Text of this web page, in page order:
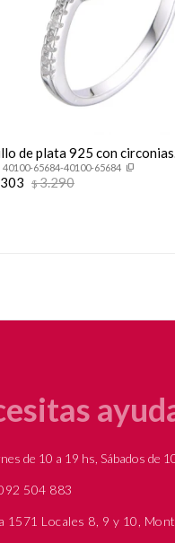
de plata 925 con circonias.
40100-65684-40100-65684
$3.290
de 10 a 19 hs, Sábados de
504 883
1571 Locales 8, 9 y 10,